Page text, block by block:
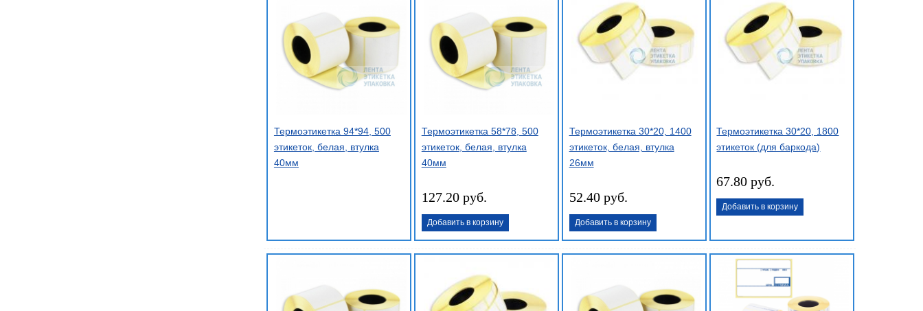
Термоэтикетка 94*94, 500
этикеток, белая, втулка
40мм
Термоэтикетка 58*78, 500
этикеток, белая, втулка
40мм
127.20 руб.
Добавить в корзину
Термоэтикетка 30*20, 1400
этикеток, белая, втулка
26мм
52.40 руб.
Добавить в корзину
Термоэтикетка 30*20, 1800
этикеток (для баркода)
67.80 руб.
Добавить в корзину